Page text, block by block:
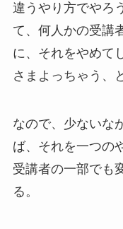
違うやり方でやろ
て、何人かの受講
に、 それをやめて
さまよっちゃう、
なので、少ないな
ば、 それを一つの
受講者の一部でも
る。